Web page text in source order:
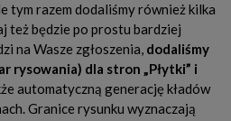
tym razem dodaliśmy również kilka
też będzie po prostu bardziej
na Wasze zgłoszenia, dodaliśmy
rysowania) dla stron „Płytki” i
automatyczną generację kładów
Granice rysunku wyznaczają